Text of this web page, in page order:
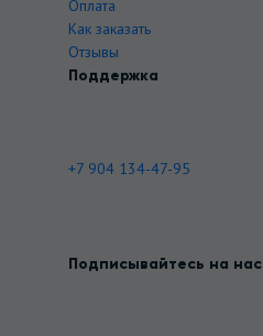
Оплата
Как заказать
Отзывы
Поддержка
+7 904 134-47-95
Подписывайтесь на нас